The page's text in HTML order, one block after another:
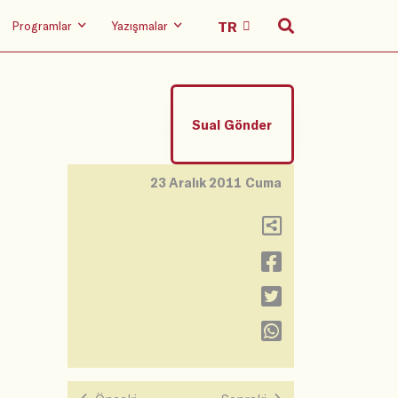
Programlar Yazışmalar
Sual Gönder
23 Aralık 2011 Cuma